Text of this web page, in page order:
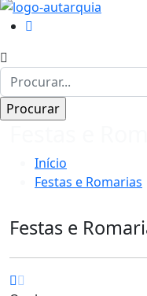
Início
Festas e Romarias
Festas e